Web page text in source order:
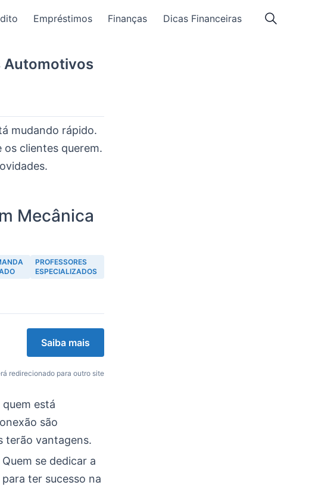
Empréstimos Finanças Dicas Financeiras
Automotivos
mudando rápido.
os clientes querem.
Mecânica
PROFESSORES
ESPECIALIZADOS
Saiba mais
redirecionado para outro site
está
são
terão vantagens.
se dedicar a
ter sucesso na